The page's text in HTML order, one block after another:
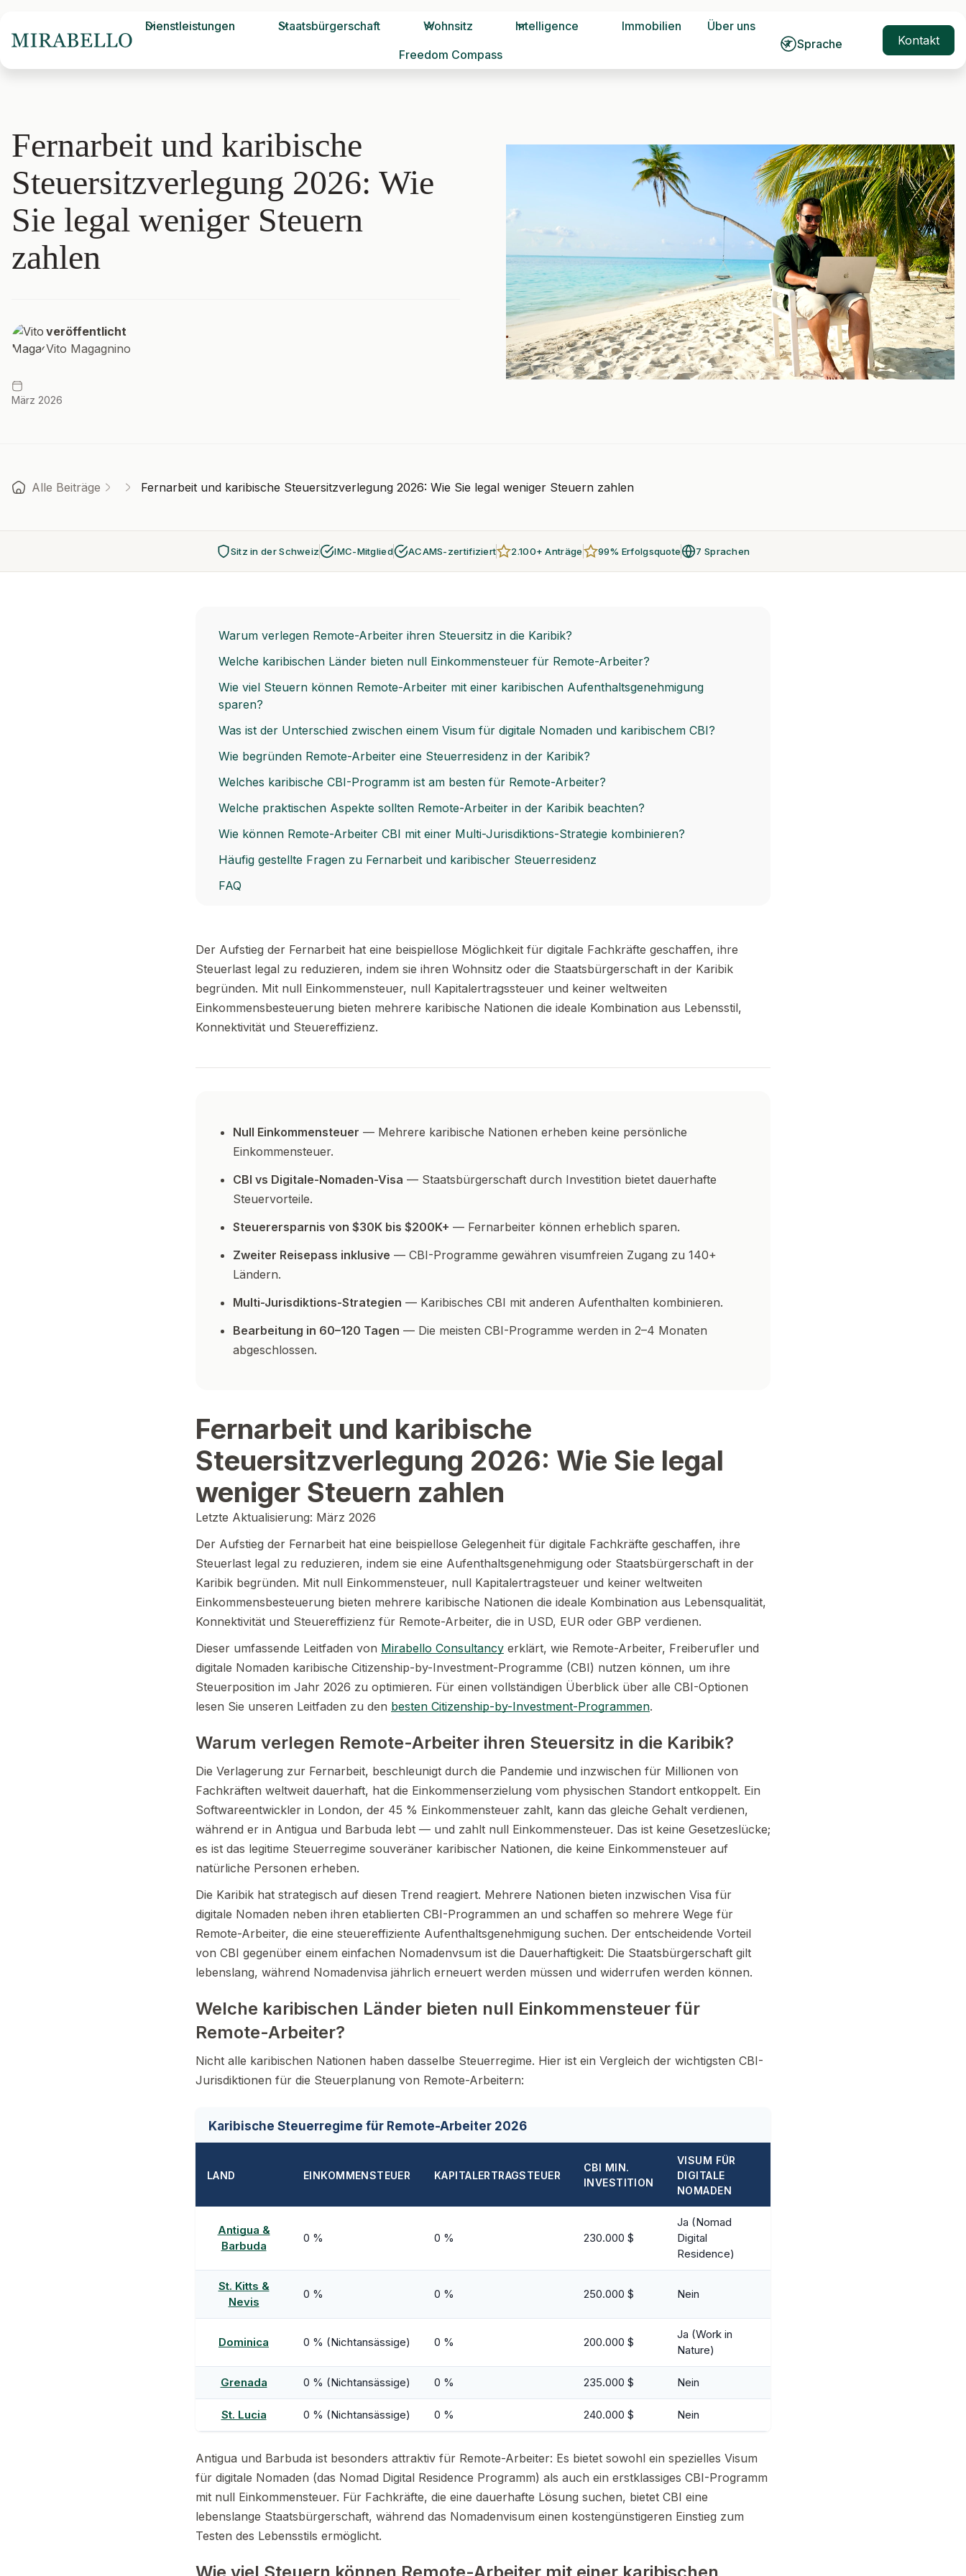
Dienstleistungen Staatsbürgerschaft Wohnsitz Intelligence Immobilien
Über uns
Freedom Compass
Sprache Kontakt
Fernarbeit und karibische
Steuersitzverlegung 2026: Wie
Sie legal weniger Steuern
zahlen
veröffentlicht
Vito Magagnino
März 2026
Alle Beiträge Fernarbeit und karibische Steuersitzverlegung 2026: Wie Sie legal weniger Steuern zahlen
Sitz in der Schweiz IMC-Mitglied ACAMS-zertifiziert 2.100+ Anträge 99% Erfolgsquote 7 Sprachen
Warum verlegen Remote-Arbeiter ihren Steuersitz in die Karibik?
Welche karibischen Länder bieten null Einkommensteuer für Remote-Arbeiter?
Wie viel Steuern können Remote-Arbeiter mit einer karibischen Aufenthaltsgenehmigung
sparen?
Was ist der Unterschied zwischen einem Visum für digitale Nomaden und karibischem CBI?
Wie begründen Remote-Arbeiter eine Steuerresidenz in der Karibik?
Welches karibische CBI-Programm ist am besten für Remote-Arbeiter?
Welche praktischen Aspekte sollten Remote-Arbeiter in der Karibik beachten?
Wie können Remote-Arbeiter CBI mit einer Multi-Jurisdiktions-Strategie kombinieren?
Häufig gestellte Fragen zu Fernarbeit und karibischer Steuerresidenz
FAQ
Der Aufstieg der Fernarbeit hat eine beispiellose Möglichkeit für digitale Fachkräfte geschaffen, ihre
Steuerlast legal zu reduzieren, indem sie ihren Wohnsitz oder die Staatsbürgerschaft in der Karibik
begründen. Mit null Einkommensteuer, null Kapitalertragssteuer und keiner weltweiten
Einkommensbesteuerung bieten mehrere karibische Nationen die ideale Kombination aus Lebensstil,
Konnektivität und Steuereffizienz.
Null Einkommensteuer — Mehrere karibische Nationen erheben keine persönliche
Einkommensteuer.
CBI vs Digitale-Nomaden-Visa — Staatsbürgerschaft durch Investition bietet dauerhafte
Steuervorteile.
Steuerersparnis von $30K bis $200K+ — Fernarbeiter können erheblich sparen.
Zweiter Reisepass inklusive — CBI-Programme gewähren visumfreien Zugang zu 140+
Ländern.
Multi-Jurisdiktions-Strategien — Karibisches CBI mit anderen Aufenthalten kombinieren.
Bearbeitung in 60–120 Tagen — Die meisten CBI-Programme werden in 2–4 Monaten
abgeschlossen.
Fernarbeit und karibische
Steuersitzverlegung 2026: Wie Sie legal
weniger Steuern zahlen
Letzte Aktualisierung: März 2026
Der Aufstieg der Fernarbeit hat eine beispiellose Gelegenheit für digitale Fachkräfte geschaffen, ihre
Steuerlast legal zu reduzieren, indem sie eine Aufenthaltsgenehmigung oder Staatsbürgerschaft in der
Karibik begründen. Mit null Einkommensteuer, null Kapitalertragsteuer und keiner weltweiten
Einkommensbesteuerung bieten mehrere karibische Nationen die ideale Kombination aus Lebensqualität,
Konnektivität und Steuereffizienz für Remote-Arbeiter, die in USD, EUR oder GBP verdienen.
Dieser umfassende Leitfaden von Mirabello Consultancy erklärt, wie Remote-Arbeiter, Freiberufler und
digitale Nomaden karibische Citizenship-by-Investment-Programme (CBI) nutzen können, um ihre
Steuerposition im Jahr 2026 zu optimieren. Für einen vollständigen Überblick über alle CBI-Optionen
lesen Sie unseren Leitfaden zu den besten Citizenship-by-Investment-Programmen.
Warum verlegen Remote-Arbeiter ihren Steuersitz in die Karibik?
Die Verlagerung zur Fernarbeit, beschleunigt durch die Pandemie und inzwischen für Millionen von
Fachkräften weltweit dauerhaft, hat die Einkommenserzielung vom physischen Standort entkoppelt. Ein
Softwareentwickler in London, der 45 % Einkommensteuer zahlt, kann das gleiche Gehalt verdienen,
während er in Antigua und Barbuda lebt — und zahlt null Einkommensteuer. Das ist keine Gesetzeslücke;
es ist das legitime Steuerregime souveräner karibischer Nationen, die keine Einkommensteuer auf
natürliche Personen erheben.
Die Karibik hat strategisch auf diesen Trend reagiert. Mehrere Nationen bieten inzwischen Visa für
digitale Nomaden neben ihren etablierten CBI-Programmen an und schaffen so mehrere Wege für
Remote-Arbeiter, die eine steuereffiziente Aufenthaltsgenehmigung suchen. Der entscheidende Vorteil
von CBI gegenüber einem einfachen Nomadenvsum ist die Dauerhaftigkeit: Die Staatsbürgerschaft gilt
lebenslang, während Nomadenvisa jährlich erneuert werden müssen und widerrufen werden können.
Welche karibischen Länder bieten null Einkommensteuer für
Remote-Arbeiter?
Nicht alle karibischen Nationen haben dasselbe Steuerregime. Hier ist ein Vergleich der wichtigsten CBI-
Jurisdiktionen für die Steuerplanung von Remote-Arbeitern:
Karibische Steuerregime für Remote-Arbeiter 2026
LAND EINKOMMENSTEUER KAPITALERTRAGSTEUER
CBI MIN.
INVESTITION
VISUM FÜR
DIGITALE
NOMADEN
Antigua &
Barbuda
0 % 0 % 230.000 $
Ja (Nomad
Digital
Residence)
St. Kitts &
Nevis
0 % 0 % 250.000 $ Nein
Dominica 0 % (Nichtansässige) 0 % 200.000 $
Ja (Work in
Nature)
Grenada 0 % (Nichtansässige) 0 % 235.000 $ Nein
St. Lucia 0 % (Nichtansässige) 0 % 240.000 $ Nein
Antigua und Barbuda ist besonders attraktiv für Remote-Arbeiter: Es bietet sowohl ein spezielles Visum
für digitale Nomaden (das Nomad Digital Residence Programm) als auch ein erstklassiges CBI-Programm
mit null Einkommensteuer. Für Fachkräfte, die eine dauerhafte Lösung suchen, bietet CBI eine
lebenslange Staatsbürgerschaft, während das Nomadenvisum einen kostengünstigeren Einstieg zum
Testen des Lebensstils ermöglicht.